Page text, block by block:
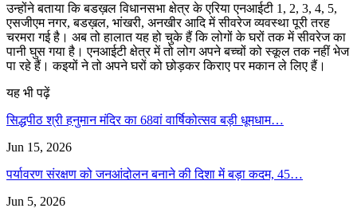
उन्होंने बताया कि बडख़ल विधानसभा क्षेत्र के एरिया एनआईटी 1, 2, 3, 4, 5,
एसजीएम नगर, बडख़ल, भांखरी, अनखीर आदि में सीवरेज व्यवस्था पूरी तरह
चरमरा गई है। अब तो हालात यह हो चुके हैं कि लोगों के घरों तक में सीवरेज का
पानी घुस गया है। एनआईटी क्षेत्र में तो लोग अपने बच्चों को स्कूल तक नहीं भेज
पा रहे हैं। कइयों ने तो अपने घरों को छोड़कर किराए पर मकान ले लिए हैं।
यह भी पढ़ें
सिद्धपीठ श्री हनुमान मंदिर का 68वां वार्षिकोत्सव बड़ी धूमधाम…
Jun 15, 2026
पर्यावरण संरक्षण को जनआंदोलन बनाने की दिशा में बड़ा कदम, 45…
Jun 5, 2026